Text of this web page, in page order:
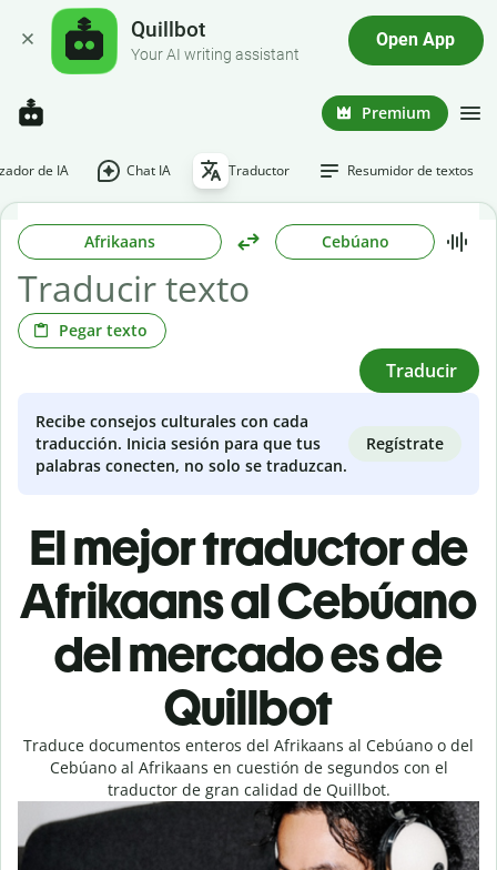
Quillbot
Your AI writing assistant
Open App
Premium
de IA Chat IA Traductor Resumidor de textos
Afrikaans Cebúano
Pegar texto
Traducir
Recibe consejos culturales con cada
traducción. Inicia sesión para que tus
palabras conecten, no solo se traduzcan.
Regístrate
El mejor traductor de
Afrikaans al Cebúano
del mercado es de
Quillbot
Traduce documentos enteros del Afrikaans al Cebúano o del
Cebúano al Afrikaans en cuestión de segundos con el
traductor de gran calidad de Quillbot.